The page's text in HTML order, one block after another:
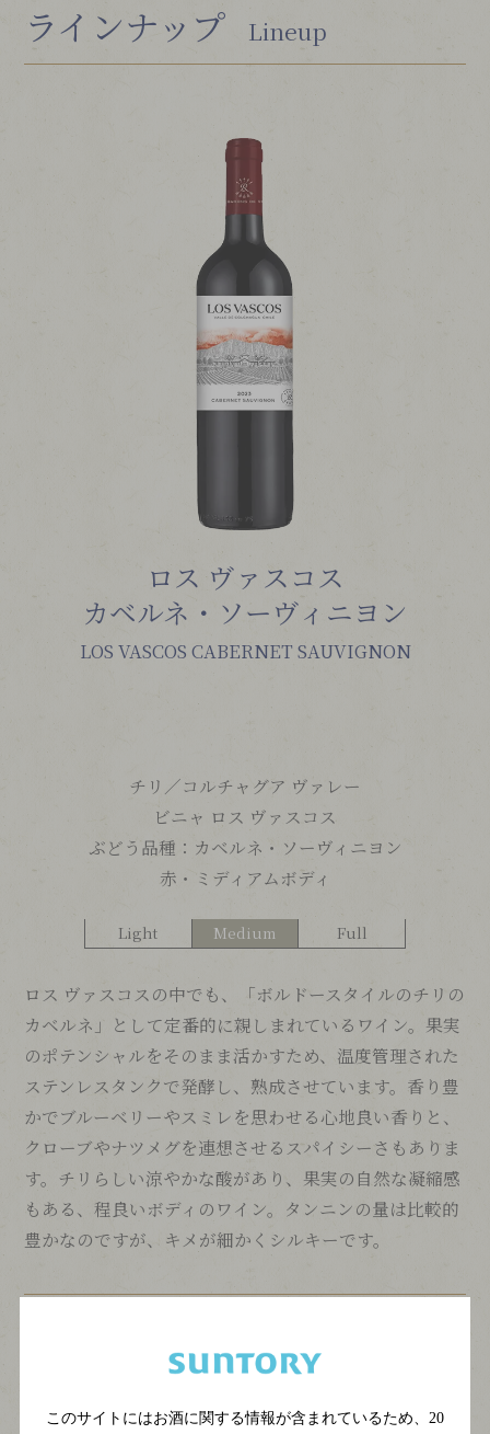
ラインナップ Lineup
ロス ヴァスコス
カベルネ・ソーヴィニヨン
LOS VASCOS CABERNET SAUVIGNON
チリ／コルチャグア ヴァレー
ビニャ ロス ヴァスコス
ぶどう品種： カベルネ・ソーヴィニヨン
赤・ミディアムボディ
Light Medium Full
ロス ヴァスコスの中でも、「ボルドースタイルのチリの
カベルネ」として定番的に親しまれているワイン。果実
のポテンシャルをそのまま活かすため、温度管理された
ステンレスタンクで発酵し、熟成させています。香り豊
かでブルーベリーやスミレを思わせる心地良い香りと、
クローブやナツメグを連想させるスパイシーさもありま
す。チリらしい涼やかな酸があり、果実の自然な凝縮感
もある、程良いボディのワイン。タンニンの量は比較的
豊かなのですが、キメが細かくシルキーです。
このサイトにはお酒に関する情報が含まれているため、 20